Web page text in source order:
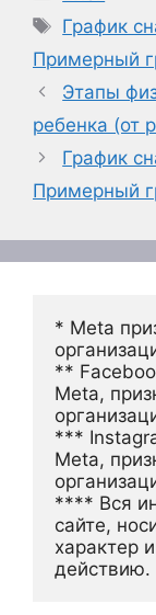
Метки
График
Примерный
Этапы
ребенка (от
График
Примерный
* Meta
**
Meta,
***
Meta,
**** Вся
сайте,
характер
действию.